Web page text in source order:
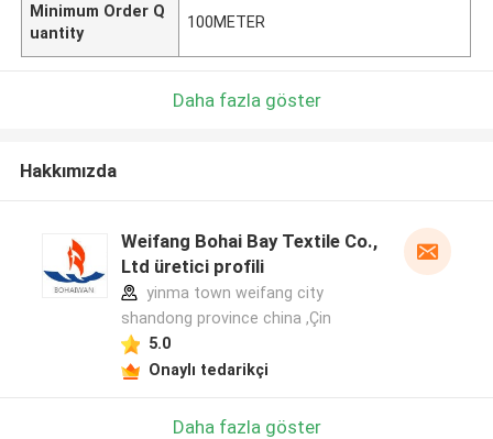
Minimum Order Q
uantity
100METER
Daha fazla göster
Hakkımızda
Weifang Bohai Bay Textile Co.,
Ltd üretici profili
yinma town weifang city
shandong province china ,Çin
5.0
Onaylı tedarikçi
Daha fazla göster